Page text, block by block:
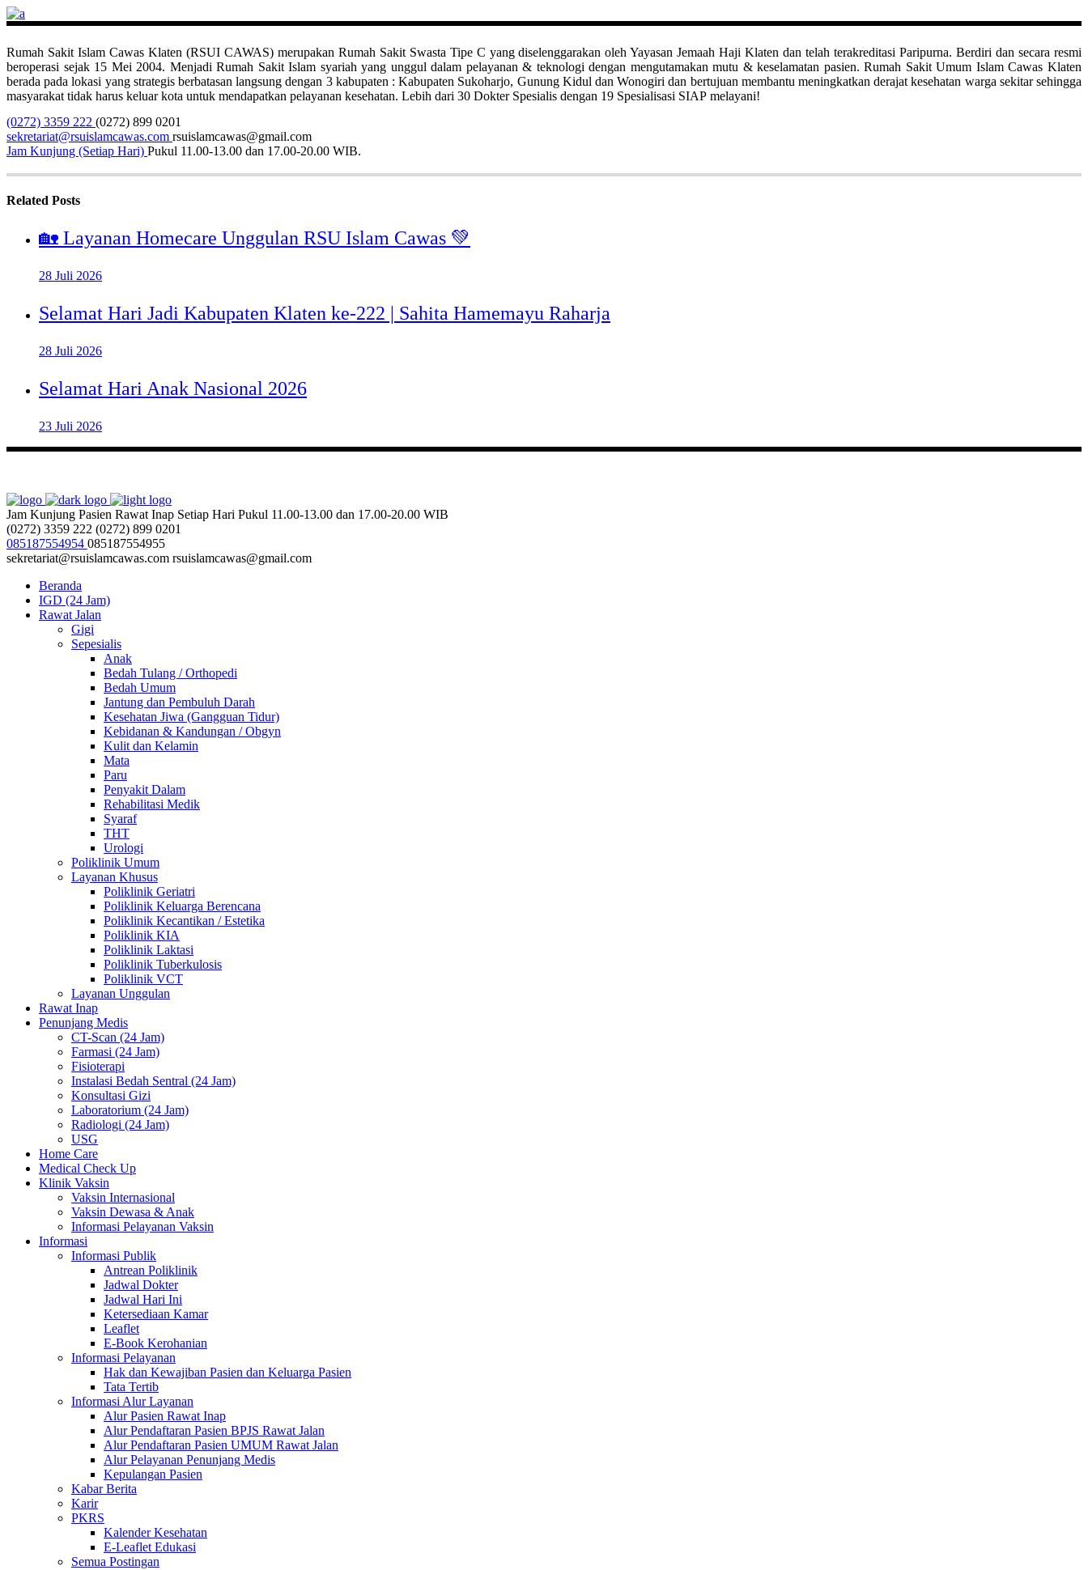
Rumah Sakit Islam Cawas Klaten (RSUI CAWAS) merupakan Rumah Sakit Swasta Tipe C yang diselenggarakan oleh Yayasan Jemaah Haji Klaten dan telah terakreditasi Paripurna. Berdiri dan secara resmi
beroperasi sejak 15 Mei 2004. Menjadi Rumah Sakit Islam syariah yang unggul dalam pelayanan & teknologi dengan mengutamakan mutu & keselamatan pasien. Rumah Sakit Umum Islam Cawas Klaten
berada pada lokasi yang strategis berbatasan langsung dengan 3 kabupaten : Kabupaten Sukoharjo, Gunung Kidul dan Wonogiri dan bertujuan membantu meningkatkan derajat kesehatan warga sekitar sehingga
masyarakat tidak harus keluar kota untuk mendapatkan pelayanan kesehatan. Lebih dari 30 Dokter Spesialis dengan 19 Spesialisasi SIAP melayani!
(0272) 3359 222 (0272) 899 0201
sekretariat@rsuislamcawas.com rsuislamcawas@gmail.com
Jam Kunjung (Setiap Hari) Pukul 11.00-13.00 dan 17.00-20.00 WIB.
Related Posts
🏡 Layanan Homecare Unggulan RSU Islam Cawas 💚
28 Juli 2026
Selamat Hari Jadi Kabupaten Klaten ke-222 | Sahita Hamemayu Raharja
28 Juli 2026
Selamat Hari Anak Nasional 2026
23 Juli 2026
Jam Kunjung Pasien Rawat Inap Setiap Hari Pukul 11.00-13.00 dan 17.00-20.00 WIB
(0272) 3359 222 (0272) 899 0201
085187554954 085187554955
sekretariat@rsuislamcawas.com rsuislamcawas@gmail.com
Beranda
IGD (24 Jam)
Rawat Jalan
Gigi
Sepesialis
Anak
Bedah Tulang / Orthopedi
Bedah Umum
Jantung dan Pembuluh Darah
Kesehatan Jiwa (Gangguan Tidur)
Kebidanan & Kandungan / Obgyn
Kulit dan Kelamin
Mata
Paru
Penyakit Dalam
Rehabilitasi Medik
Syaraf
THT
Urologi
Poliklinik Umum
Layanan Khusus
Poliklinik Geriatri
Poliklinik Keluarga Berencana
Poliklinik Kecantikan / Estetika
Poliklinik KIA
Poliklinik Laktasi
Poliklinik Tuberkulosis
Poliklinik VCT
Layanan Unggulan
Rawat Inap
Penunjang Medis
CT-Scan (24 Jam)
Farmasi (24 Jam)
Fisioterapi
Instalasi Bedah Sentral (24 Jam)
Konsultasi Gizi
Laboratorium (24 Jam)
Radiologi (24 Jam)
USG
Home Care
Medical Check Up
Klinik Vaksin
Vaksin Internasional
Vaksin Dewasa & Anak
Informasi Pelayanan Vaksin
Informasi
Informasi Publik
Antrean Poliklinik
Jadwal Dokter
Jadwal Hari Ini
Ketersediaan Kamar
Leaflet
E-Book Kerohanian
Informasi Pelayanan
Hak dan Kewajiban Pasien dan Keluarga Pasien
Tata Tertib
Informasi Alur Layanan
Alur Pasien Rawat Inap
Alur Pendaftaran Pasien BPJS Rawat Jalan
Alur Pendaftaran Pasien UMUM Rawat Jalan
Alur Pelayanan Penunjang Medis
Kepulangan Pasien
Kabar Berita
Karir
PKRS
Kalender Kesehatan
E-Leaflet Edukasi
Semua Postingan